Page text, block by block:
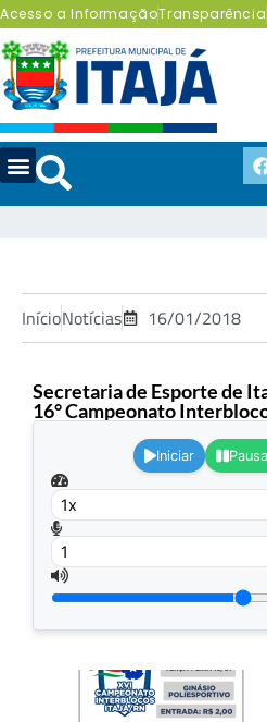
Acesso a InformaçãoTransparência
InícioNotícias 16/01/2018
Secretaria de Esporte de
16° Campeonato
Iniciar